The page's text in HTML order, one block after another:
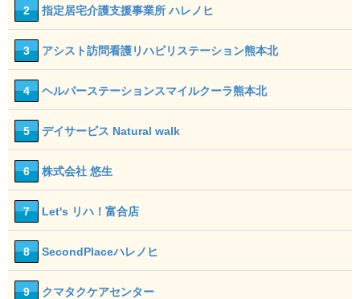
7 10
2 指定居宅介護支援事業所 ハレノヒ
3 アシスト訪問看護リハビリステーション熊本北
4 ヘルパーステーションスマイルクーラ熊本北
5 デイサービス Natural walk
6 株式会社 悠生
7 Let's リハ！富合店
8 SecondPlaceハレノヒ
9 クマタクケアセンター